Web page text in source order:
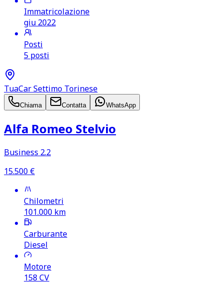
Immatricolazione
giu 2022
Posti
5 posti
TuaCar Settimo Torinese
Chiama Contatta WhatsApp
Alfa Romeo Stelvio
Business 2.2
15.500 €
Chilometri
101.000 km
Carburante
Diesel
Motore
158 CV